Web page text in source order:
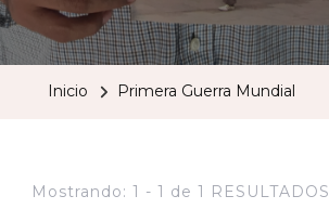
Inicio Primera Guerra Mundial
Mostrando: 1 - 1 de 1 RESULTADOS